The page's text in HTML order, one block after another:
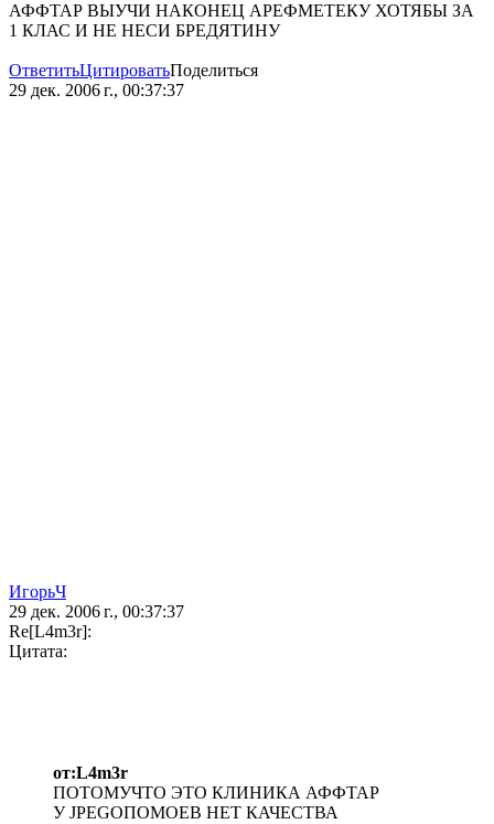
АФФТАР ВЫУЧИ НАКОНЕЦ АРЕФМЕТЕКУ ХОТЯБЫ ЗА
1 КЛАС И НЕ НЕСИ БРЕДЯТИНУ
ОтветитьЦитироватьПоделиться
29 дек. 2006 г., 00:37:37
ИгорьЧ
29 дек. 2006 г., 00:37:37
Re[L4m3r]:
Цитата:
от:L4m3r
ПОТОМУЧТО ЭТО КЛИНИКА АФФТАР
У JPEGОПОМОЕВ НЕТ КАЧЕСТВА